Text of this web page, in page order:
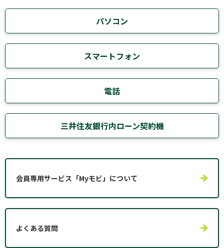
パソコン
スマートフォン
電話
三井住友銀行内ローン契約機
会員専用サービス「Myモビ」について
よくある質問